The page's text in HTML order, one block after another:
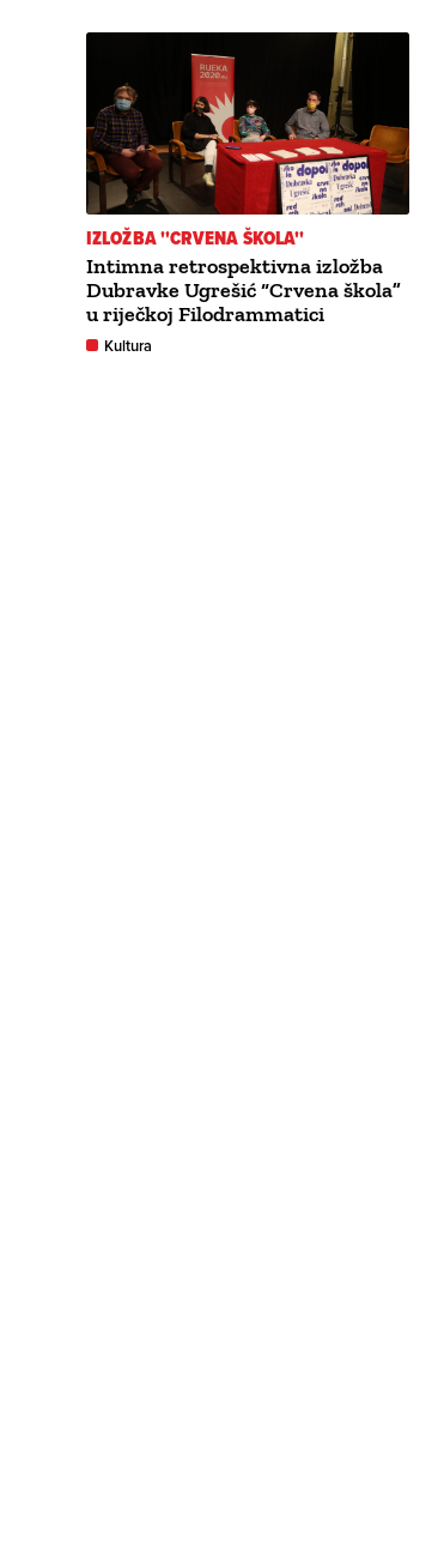
IZLOŽBA ''CRVENA ŠKOLA''
Intimna retrospektivna izložba
Dubravke Ugrešić “Crvena škola”
u riječkoj Filodrammatici
Kultura